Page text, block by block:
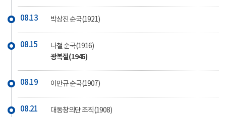
08.13 박상진 순국(1921)
08.15 나철 순국(1916)
광복절(1945)
08.19 이만규 순국(1907)
08.21
대동창의단 조직(1908)